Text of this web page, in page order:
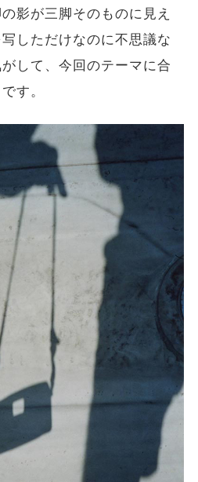
影が三脚そのものに見え
しただけなのに不思議な
して、今回のテーマに合
す。